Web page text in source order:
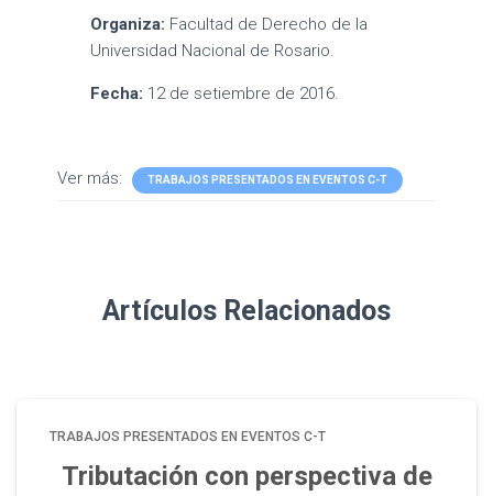
Organiza: Facultad de Derecho de la
Universidad Nacional de Rosario.
Fecha: 12 de setiembre de 2016.
Ver más: TRABAJOS PRESENTADOS EN EVENTOS C-T
Artículos Relacionados
TRABAJOS PRESENTADOS EN EVENTOS C-T
Tributación con perspectiva de